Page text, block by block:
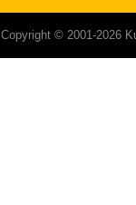
Copyright © 2001-2026